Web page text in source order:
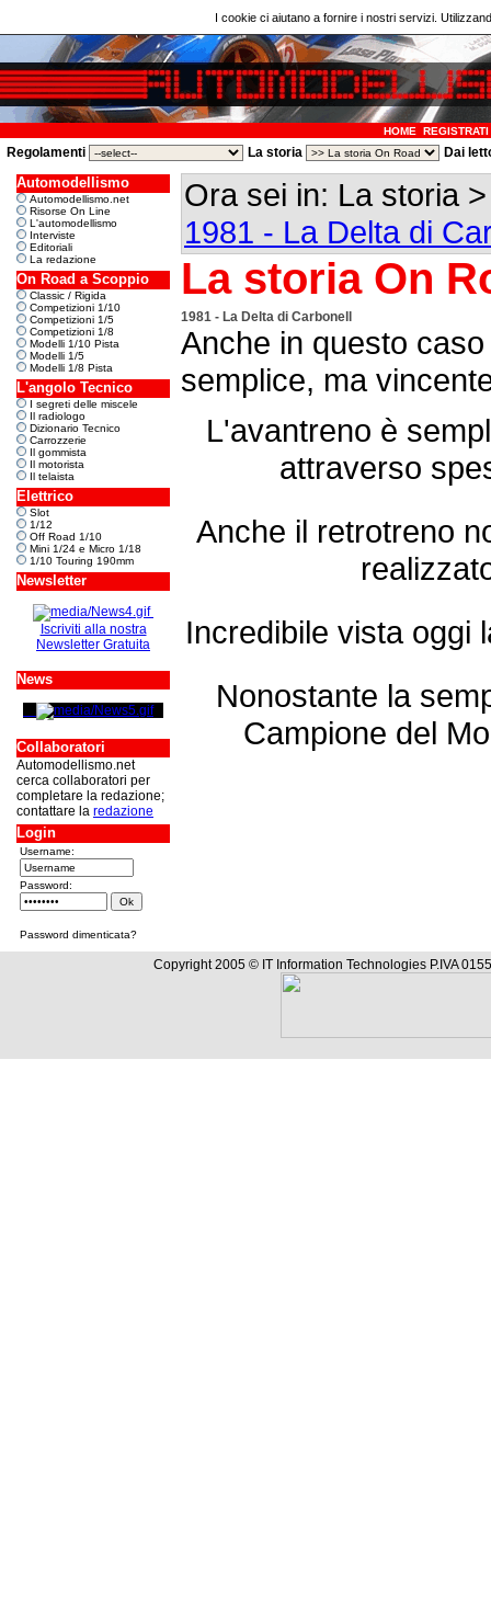
I cookie ci aiutano a fornire i nostri servizi.
HOME REGISTRATI
Regolamenti La storia Dai
Automodellismo
Automodellismo.net
Risorse On Line
L'automodellismo
Interviste
Editoriali
La redazione
On Road a Scoppio
Classic / Rigida
Competizioni 1/10
Competizioni 1/5
Competizioni 1/8
Modelli 1/10 Pista
Modelli 1/5
Modelli 1/8 Pista
L'angolo Tecnico
I segreti delle miscele
Il radiologo
Dizionario Tecnico
Carrozzerie
Il gommista
Il motorista
Il telaista
Elettrico
Slot
1/12
Off Road 1/10
Mini 1/24 e Micro 1/18
1/10 Touring 190mm
Newsletter
Iscriviti alla nostra
Newsletter Gratuita
News
Collaboratori
Automodellismo.net
cerca collaboratori per
completare la redazione;
contattare la redazione
Login
Username:
Password:
Password dimenticata?
Ora sei in: La storia
1981 - La Delta di
La storia On
1981 - La Delta di Carbonell
Anche in questo
semplice, ma
L'avantreno è
attraverso
Anche il retrotreno
Incredibile vista oggi
Nonostante la
Campione del
Copyright 2005 © IT Information Technologies P.IVA